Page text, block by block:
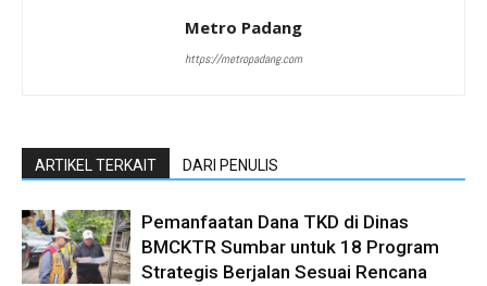
Metro Padang
https://metropadang.com
ARTIKEL TERKAIT DARI PENULIS
Pemanfaatan Dana TKD di Dinas
BMCKTR Sumbar untuk 18 Program
Strategis Berjalan Sesuai Rencana